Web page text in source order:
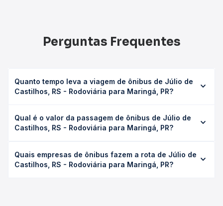
Perguntas Frequentes
Quanto tempo leva a viagem de ônibus de Júlio de
Castilhos, RS - Rodoviária para Maringá, PR?
para Maringá, PR leva em média 22h 25min, podendo
variar conforme a viação, o tipo de serviço (convencional,
duração exata de cada opção na data desejada.
Qual é o valor da passagem de ônibus de Júlio de
Castilhos, RS - Rodoviária para Maringá, PR?
- Rodoviária para Maringá, PR custa em média R$ 360,38
e varia conforme a data da viagem, a empresa, o tipo de
Quais empresas de ônibus fazem a rota de Júlio de
Castilhos, RS - Rodoviária para Maringá, PR?